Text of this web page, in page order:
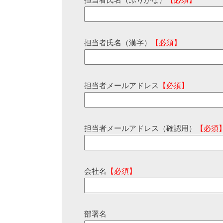
担当者氏名（漢字） 【必須】
担当者メールアドレス 【必須】
担当者メールアドレス（確認用） 【必須
会社名 【必須】
部署名